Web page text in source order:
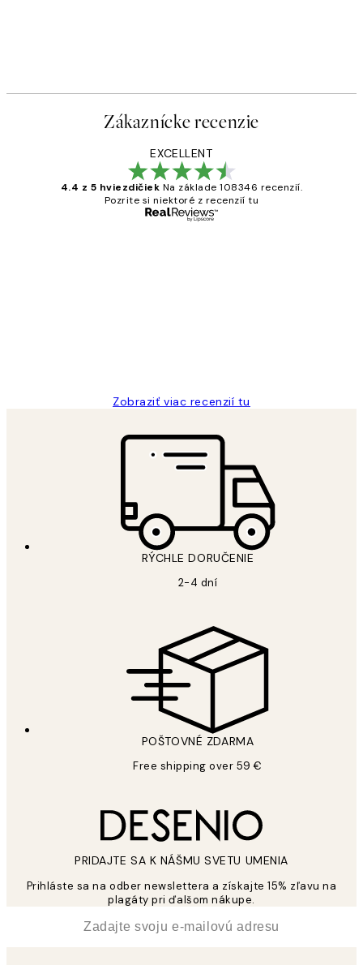
Zákaznícke recenzie
EXCELLENT
4.4 z 5 hviezdičiek Na základe 108346 recenzií.
Pozrite si niektoré z recenzií tu
Zobraziť viac recenzií tu
RÝCHLE DORUČENIE
2-4 dní
POŠTOVNÉ ZDARMA
Free shipping over 59 €
PRIDAJTE SA K NÁŠMU SVETU UMENIA
Prihláste sa na odber newslettera a získajte 15% zľavu na
plagáty pri ďalšom nákupe.